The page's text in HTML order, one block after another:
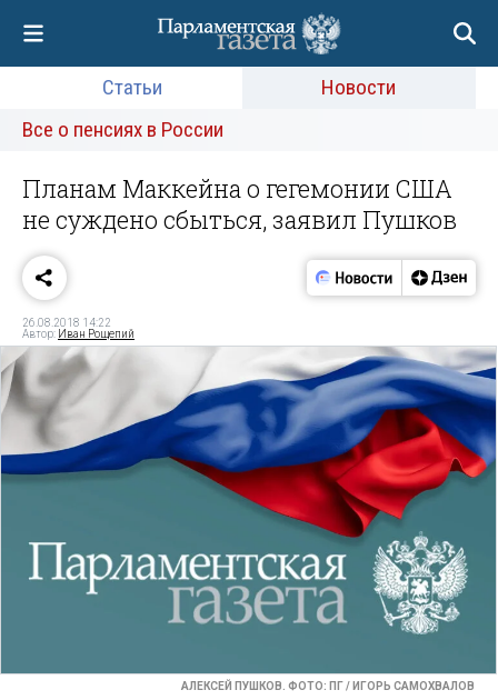
Статьи
Новости
Все о пенсиях в России
Планам Маккейна о гегемонии США
не суждено сбыться, заявил Пушков
26.08.2018 14:22
Автор: Иван Рощепий
АЛЕКСЕЙ ПУШКОВ. ФОТО: ПГ / ИГОРЬ САМОХВАЛОВ